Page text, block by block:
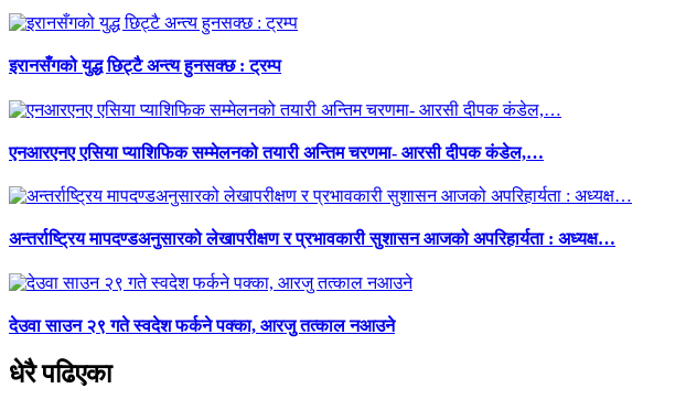
इरानसँगको युद्ध छिट्टै अन्त्य हुनसक्छ : ट्रम्प
एनआरएनए एसिया प्याशिफिक सम्मेलनको तयारी अन्तिम चरणमा- आरसी दीपक कंडेल,…
अन्तर्राष्ट्रिय मापदण्डअनुसारको लेखापरीक्षण र प्रभावकारी सुशासन आजको अपरिहार्यता : अध्यक्ष…
देउवा साउन २९ गते स्वदेश फर्कने पक्का, आरजु तत्काल नआउने
धेरै पढिएका